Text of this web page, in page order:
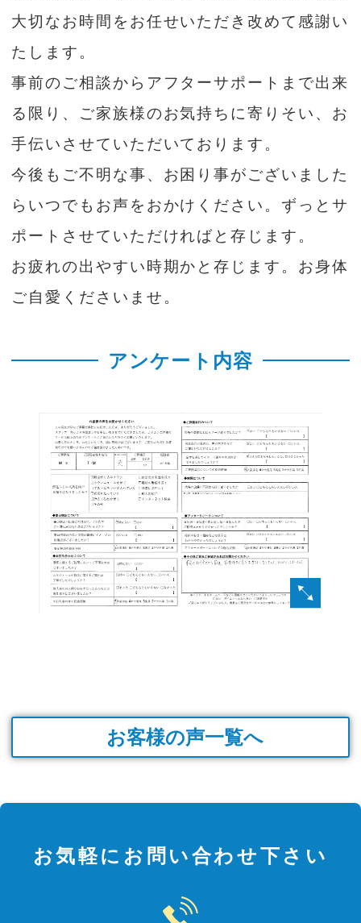
大切なお時間をお任せいただき改めて感謝い
たします。
事前のご相談からアフターサポートまで出来
る限り、ご家族様のお気持ちに寄りそい、お
手伝いさせていただいております。
今後もご不明な事、お困り事がございました
らいつでもお声をおかけください。ずっとサ
ポートさせていただければと存じます。
お疲れの出やすい時期かと存じます。お身体
ご自愛くださいませ。
アンケート内容
お客様の声一覧へ
お気軽にお問い合わせ下さい